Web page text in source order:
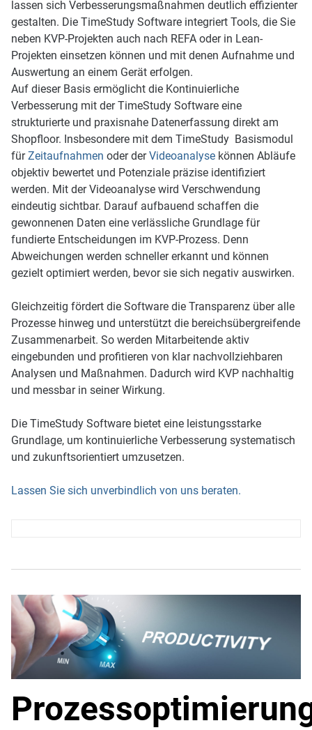
lassen sich Verbesserungsmaßnahmen deutlich effizienter
gestalten. Die TimeStudy Software integriert Tools, die Sie
neben KVP-Projekten auch nach REFA oder in Lean-
Projekten einsetzen können und mit denen Aufnahme und
Auswertung an einem Gerät erfolgen.
Auf dieser Basis ermöglicht die Kontinuierliche
Verbesserung mit der TimeStudy Software eine
strukturierte und praxisnahe Datenerfassung direkt am
Shopfloor. Insbesondere mit dem TimeStudy Basismodul
fürZeitaufnahmen oder derVideoanalysekönnen Abläufe
objektiv bewertet und Potenziale präzise identifiziert
werden. Mit der Videoanalyse wird Verschwendung
eindeutig sichtbar. Darauf aufbauend schaffen die
gewonnenen Daten eine verlässliche Grundlage für
fundierte Entscheidungen im KVP-Prozess. Denn
Abweichungen werden schneller erkannt und können
gezielt optimiert werden, bevor sie sich negativ auswirken.
Gleichzeitig fördert die Software die Transparenz über alle
Prozesse hinweg und unterstützt die bereichsübergreifende
Zusammenarbeit. So werden Mitarbeitende aktiv
eingebunden und profitieren von klar nachvollziehbaren
Analysen und Maßnahmen. Dadurch wird KVP nachhaltig
und messbar in seiner Wirkung.
Die TimeStudy Software bietet eine leistungsstarke
Grundlage, um kontinuierliche Verbesserung systematisch
und zukunftsorientiert umzusetzen.
Lassen Sie sich unverbindlich von uns beraten.